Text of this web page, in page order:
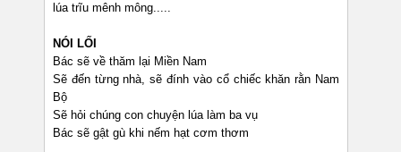
lúa trĩu mênh mông.....
NÓI LỐI
Bác sẽ về thăm lại Miền Nam
Sẽ đến từng nhà, sẽ đính vào cổ chiếc khăn rằn Nam
Bộ
Sẽ hỏi chúng con chuyện lúa làm ba vụ
Bác sẽ gật gù khi nếm hạt cơm thơm